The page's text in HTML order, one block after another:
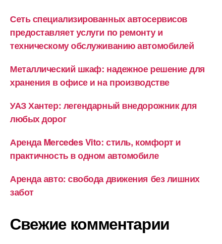
Сеть специализированных автосервисов
предоставляет услуги по ремонту и
техническому обслуживанию автомобилей
Металлический шкаф: надежное решение для
хранения в офисе и на производстве
УАЗ Хантер: легендарный внедорожник для
любых дорог
Аренда Mercedes Vito: стиль, комфорт и
практичность в одном автомобиле
Аренда авто: свобода движения без лишних
забот
Свежие комментарии